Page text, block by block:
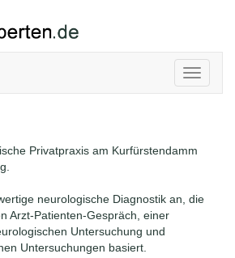
Toggle
Privatpraxis am Kurfürstendamm
neurologische Diagnostik an, die
Arzt-Patienten-Gespräch, einer
Untersuchung und
Untersuchungen basiert.